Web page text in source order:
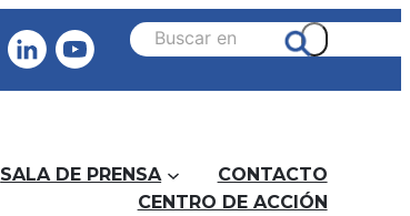
SALA DE PRENSA
CONTACTO
CENTRO DE ACCIÓN